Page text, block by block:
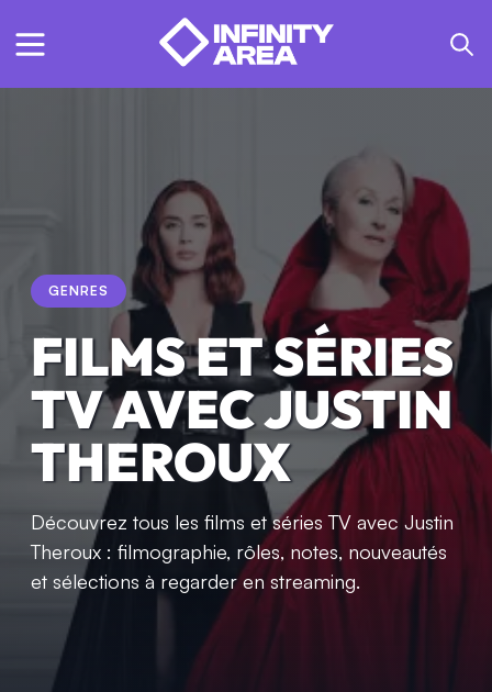
GENRES
FILMS ET SÉRIES
TV AVEC JUSTIN
THEROUX
Découvrez tous les films et séries TV avec Justin
Theroux : filmographie, rôles, notes, nouveautés
et sélections à regarder en streaming.